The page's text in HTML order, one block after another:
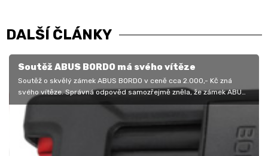
DALŠÍ ČLÁNKY
Soutěž ABUS BORDO má svého vítěze
Soutěž o skvělý zámek ABUS BORDO v ceně cca 2.000,- Kč zná
svého vítěze. Správná odpověd samozřejmě zněla, že zámek ABUS
BORDO lze zakoupit…